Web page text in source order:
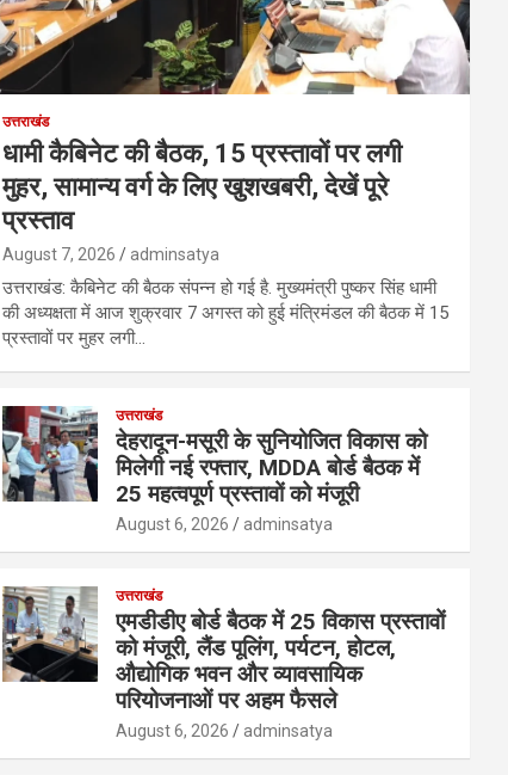
उत्तराखंड
धामी कैबिनेट की बैठक, 15 प्रस्तावों पर लगी
मुहर, सामान्य वर्ग के लिए खुशखबरी, देखें पूरे
प्रस्ताव
August 7, 2026 adminsatya
उत्तराखंड: कैबिनेट की बैठक संपन्न हो गई है. मुख्यमंत्री पुष्कर सिंह धामी
की अध्यक्षता में आज शुक्रवार 7 अगस्त को हुई मंत्रिमंडल की बैठक में 15
प्रस्तावों पर मुहर लगी…
उत्तराखंड
देहरादून-मसूरी के सुनियोजित विकास को
मिलेगी नई रफ्तार, MDDA बोर्ड बैठक में
25 महत्वपूर्ण प्रस्तावों को मंजूरी
August 6, 2026 adminsatya
उत्तराखंड
एमडीडीए बोर्ड बैठक में 25 विकास प्रस्तावों
को मंजूरी, लैंड पूलिंग, पर्यटन, होटल,
औद्योगिक भवन और व्यावसायिक
परियोजनाओं पर अहम फैसले
August 6, 2026 adminsatya